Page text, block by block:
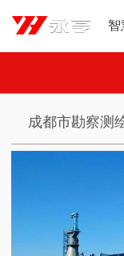
智
成都市勘察测